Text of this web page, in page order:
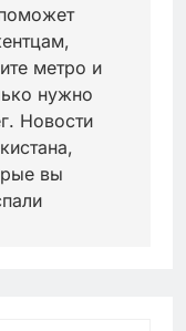
метро и
нужно
Новости
вы